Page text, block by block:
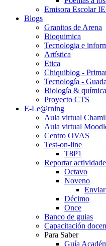
Emisora Escolar
Blogs
Granitos de Arena
Bioquimica
Tecnologia e
Artística
Etica
Chiquiblog -
Tecnología -
Biología &
Proyecto CTS
E-Le@rning
Aula virtual
Aula virtual
Centro OVAS
Test-on-line
T8P1
Reportar
Octavo
Noveno
Décimo
Once
Banco de guias
Capacitación
Para Saber
Guía